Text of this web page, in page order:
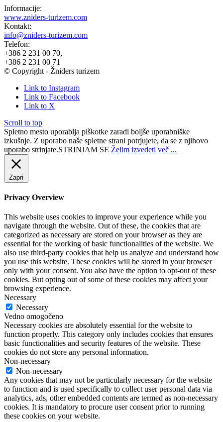
Informacije:
www.zniders-turizem.com
Kontakt:
info@zniders-turizem.com
Telefon:
+386 2 231 00 70,
+386 2 231 00 71
© Copyright - Žniders turizem
Link to Instagram
Link to Facebook
Link to X
Scroll to top
Spletno mesto uporablja piškotke zaradi boljše uporabniške
izkušnje. Z uporabo naše spletne strani potrjujete, da se z njihovo
uporabo strinjate.STRINJAM SE Želim izvedeti več ...
Zapri
Privacy Overview
This website uses cookies to improve your experience while you
navigate through the website. Out of these, the cookies that are
categorized as necessary are stored on your browser as they are
essential for the working of basic functionalities of the website. We
also use third-party cookies that help us analyze and understand how
you use this website. These cookies will be stored in your browser
only with your consent. You also have the option to opt-out of these
cookies. But opting out of some of these cookies may affect your
browsing experience.
Necessary
Necessary
Vedno omogočeno
Necessary cookies are absolutely essential for the website to
function properly. This category only includes cookies that ensures
basic functionalities and security features of the website. These
cookies do not store any personal information.
Non-necessary
Non-necessary
Any cookies that may not be particularly necessary for the website
to function and is used specifically to collect user personal data via
analytics, ads, other embedded contents are termed as non-necessary
cookies. It is mandatory to procure user consent prior to running
these cookies on your website.